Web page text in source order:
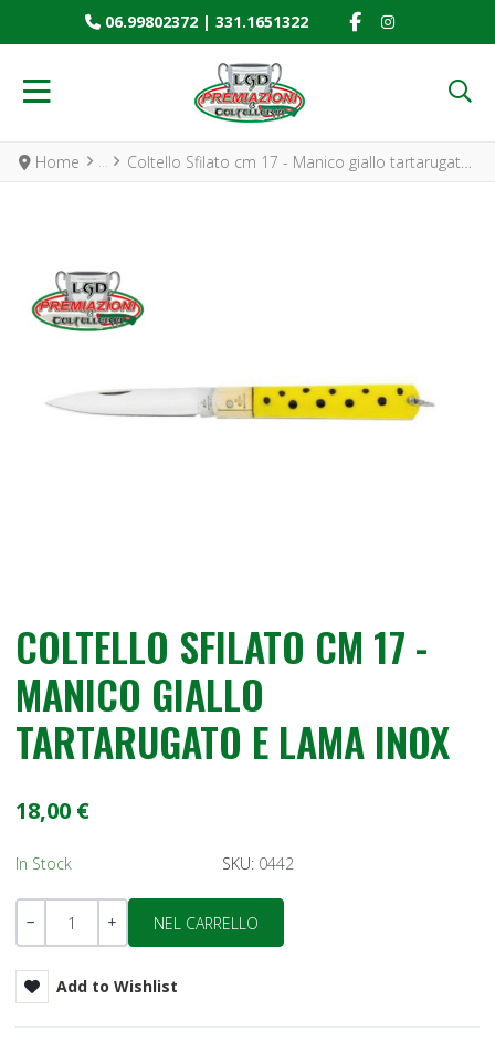
06.99802372| 331.1651322 FACEBOOK
INSTAGRAM
Home Coltello Sfilato cm 17 - Manico giallo tartarugato e Lama inox
COLTELLO SFILATO CM 17 -
MANICO GIALLO
TARTARUGATO E LAMA INOX
18,00 €
In Stock SKU: 0442
Quantità
Add to Wishlist